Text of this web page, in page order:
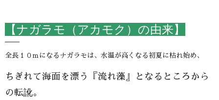
【ナガラモ（アカモク）の由来】
全長１０ｍになるナガラモは、水温が高くなる初夏に枯れ始め、
ちぎれて海面を漂う『流れ藻』となるところから
の転訛。